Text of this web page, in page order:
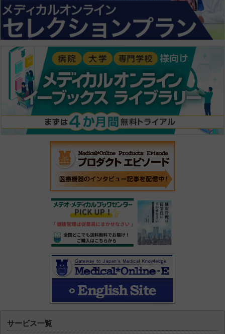
サービス一覧